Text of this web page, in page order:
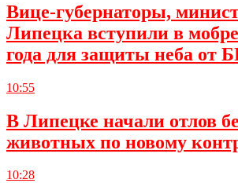
Вице-губернаторы,
Липецка вступили в
года для защиты неба от
10:55
В Липецке начали отлов
животных по новому
10:28